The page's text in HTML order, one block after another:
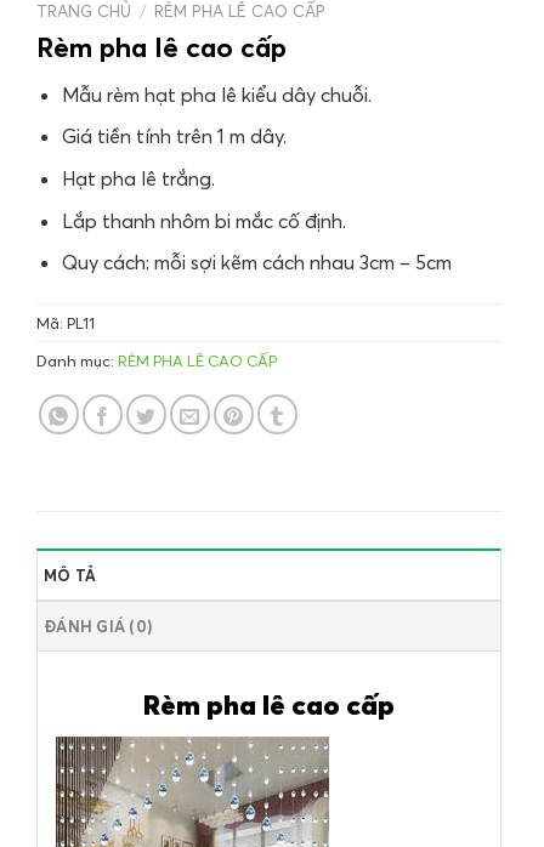
TRANG CHỦ / RÈM PHA LÊ CAO CẤP
Rèm pha lê cao cấp
Mẫu rèm hạt pha lê kiểu dây chuỗi.
Giá tiền tính trên 1 m dây.
Hạt pha lê trắng.
Lắp thanh nhôm bi mắc cố định.
Quy cách: mỗi sợi kẽm cách nhau 3cm – 5cm
Mã: PL11
Danh mục: RÈM PHA LÊ CAO CẤP
MÔ TẢ
ĐÁNH GIÁ (0)
Rèm pha lê cao cấp